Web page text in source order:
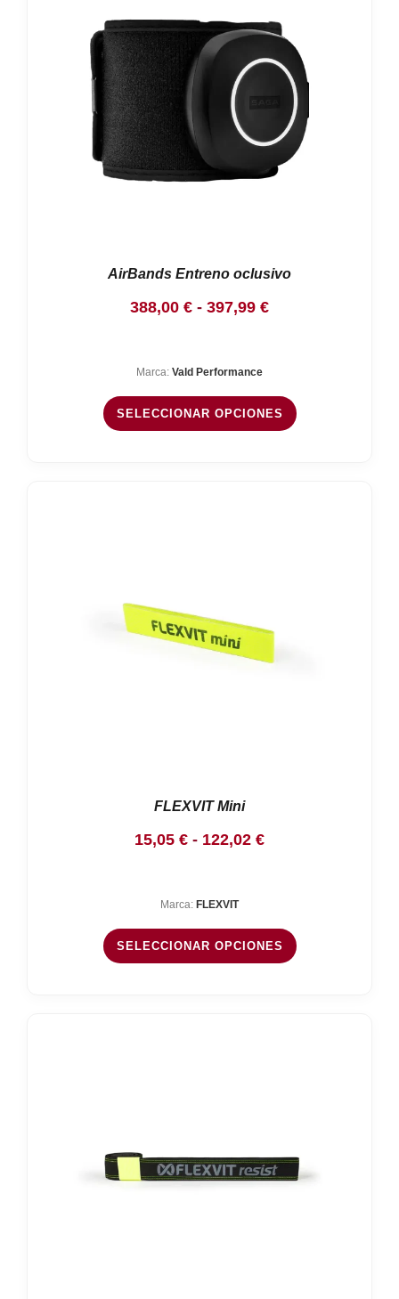
AirBands Entreno oclusivo
388,00 € - 397,99 €Rango
388,00 €
hasta
Marca: Vald Performance
SELECCIONAR OPCIONES
FLEXVIT Mini
15,05 € - 122,02 €Rango
15,05 €
hasta
Marca: FLEXVIT
SELECCIONAR OPCIONES